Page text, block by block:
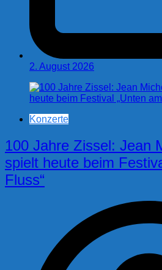
2. August 2026
Konzerte
100 Jahre Zissel: Jean
spielt heute beim
Fluss“